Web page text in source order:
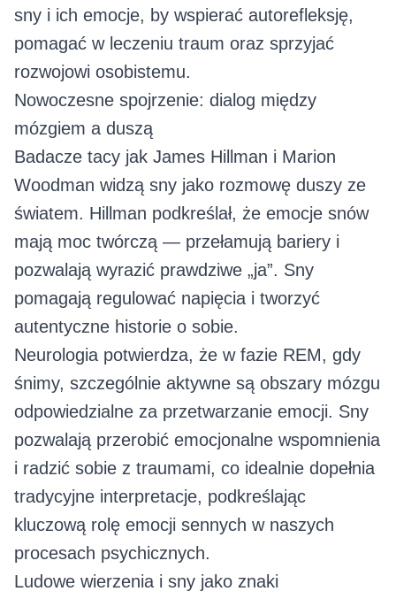
sny i ich emocje, by wspierać autorefleksję,
pomagać w leczeniu traum oraz sprzyjać
rozwojowi osobistemu.
Nowoczesne spojrzenie: dialog między
mózgiem a duszą
Badacze tacy jak James Hillman i Marion
Woodman widzą sny jako rozmowę duszy ze
światem. Hillman podkreślał, że emocje snów
mają moc twórczą — przełamują bariery i
pozwalają wyrazić prawdziwe „ja”. Sny
pomagają regulować napięcia i tworzyć
autentyczne historie o sobie.
Neurologia potwierdza, że w fazie REM, gdy
śnimy, szczególnie aktywne są obszary mózgu
odpowiedzialne za przetwarzanie emocji. Sny
pozwalają przerobić emocjonalne wspomnienia
i radzić sobie z traumami, co idealnie dopełnia
tradycyjne interpretacje, podkreślając
kluczową rolę emocji sennych w naszych
procesach psychicznych.
Ludowe wierzenia i sny jako znaki